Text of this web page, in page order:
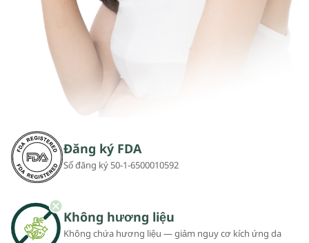
Đăng ký FDA
Số đăng ký 50-1-6500010592
Không hương liệu
Không chứa hương liệu — giảm nguy cơ kích ứng da